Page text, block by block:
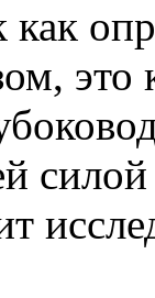
как
это